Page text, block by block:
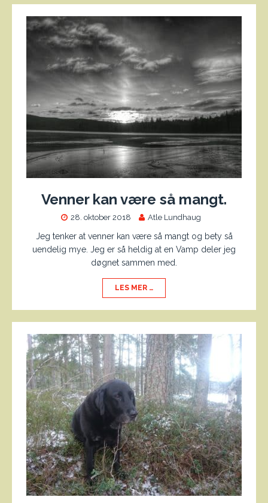
Venner kan være så mangt.
28. oktober 2018 Atle Lundhaug
Jeg tenker at venner kan være så mangt og bety så
uendelig mye. Jeg er så heldig at en Vamp deler jeg
døgnet sammen med.
LES MER …